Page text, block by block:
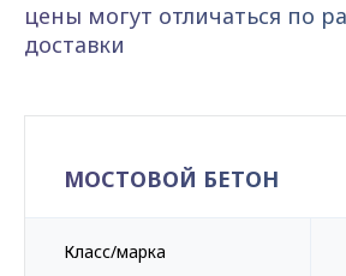
цены могут отличаться по
доставки
МОСТОВОЙ БЕТОН
Класс/марка